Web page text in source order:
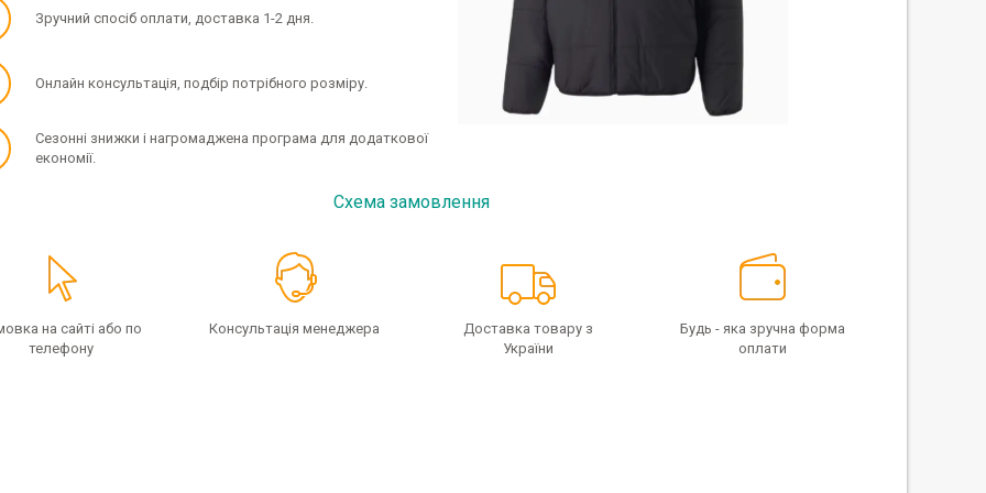
Зручний спосіб оплати, доставка 1-2 дня.
Онлайн консультація, подбір потрібного розміру.
Сезонні знижки і нагромаджена програма для додаткової
економії.
Схема замовлення
на сайті або по
телефону
Консультація менеджера
Доставка товару з
України
Будь - яка зручна форма
оплати